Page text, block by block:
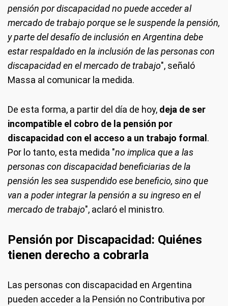
pensión por discapacidad no puede acceder al
mercado de trabajo porque se le suspende la pensión,
y parte del desafío de inclusión en Argentina debe
estar respaldado en la inclusión de las personas con
discapacidad en el mercado de trabajo", señaló
Massa al comunicar la medida.
De esta forma, a partir del día de hoy, deja de ser
incompatible el cobro de la pensión por
discapacidad con el acceso a un trabajo formal .
Por lo tanto, esta medida "no implica que a las
personas con discapacidad beneficiarias de la
pensión les sea suspendido ese beneficio, sino que
van a poder integrar la pensión a su ingreso en el
mercado de trabajo", aclaró el ministro.
Pensión por Discapacidad: Quiénes
tienen derecho a cobrarla
Las personas con discapacidad en Argentina
pueden acceder a la Pensión no Contributiva por